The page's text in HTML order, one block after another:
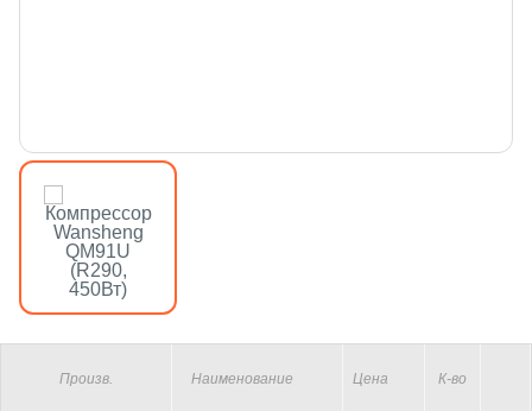
Произв. Наименование Цена К-во